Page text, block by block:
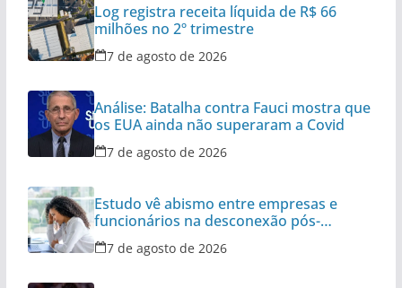
Log registra receita líquida de R$ 66
milhões no 2º trimestre
7 de agosto de 2026
Análise: Batalha contra Fauci mostra que
os EUA ainda não superaram a Covid
7 de agosto de 2026
Estudo vê abismo entre empresas e
funcionários na desconexão pós-
expediente
7 de agosto de 2026